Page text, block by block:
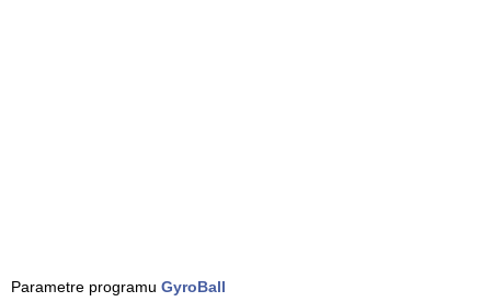
Parametre programu GyroBall